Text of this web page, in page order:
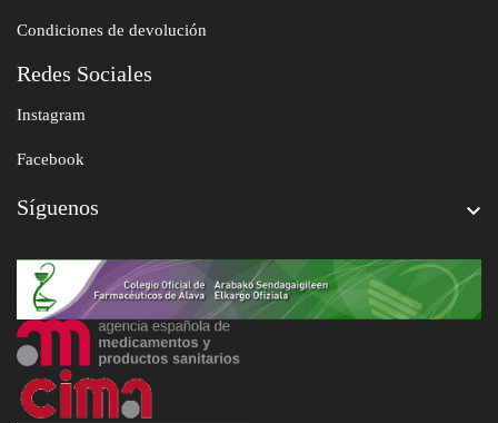
Condiciones de devolución
Redes Sociales
Instagram
Facebook
Síguenos 